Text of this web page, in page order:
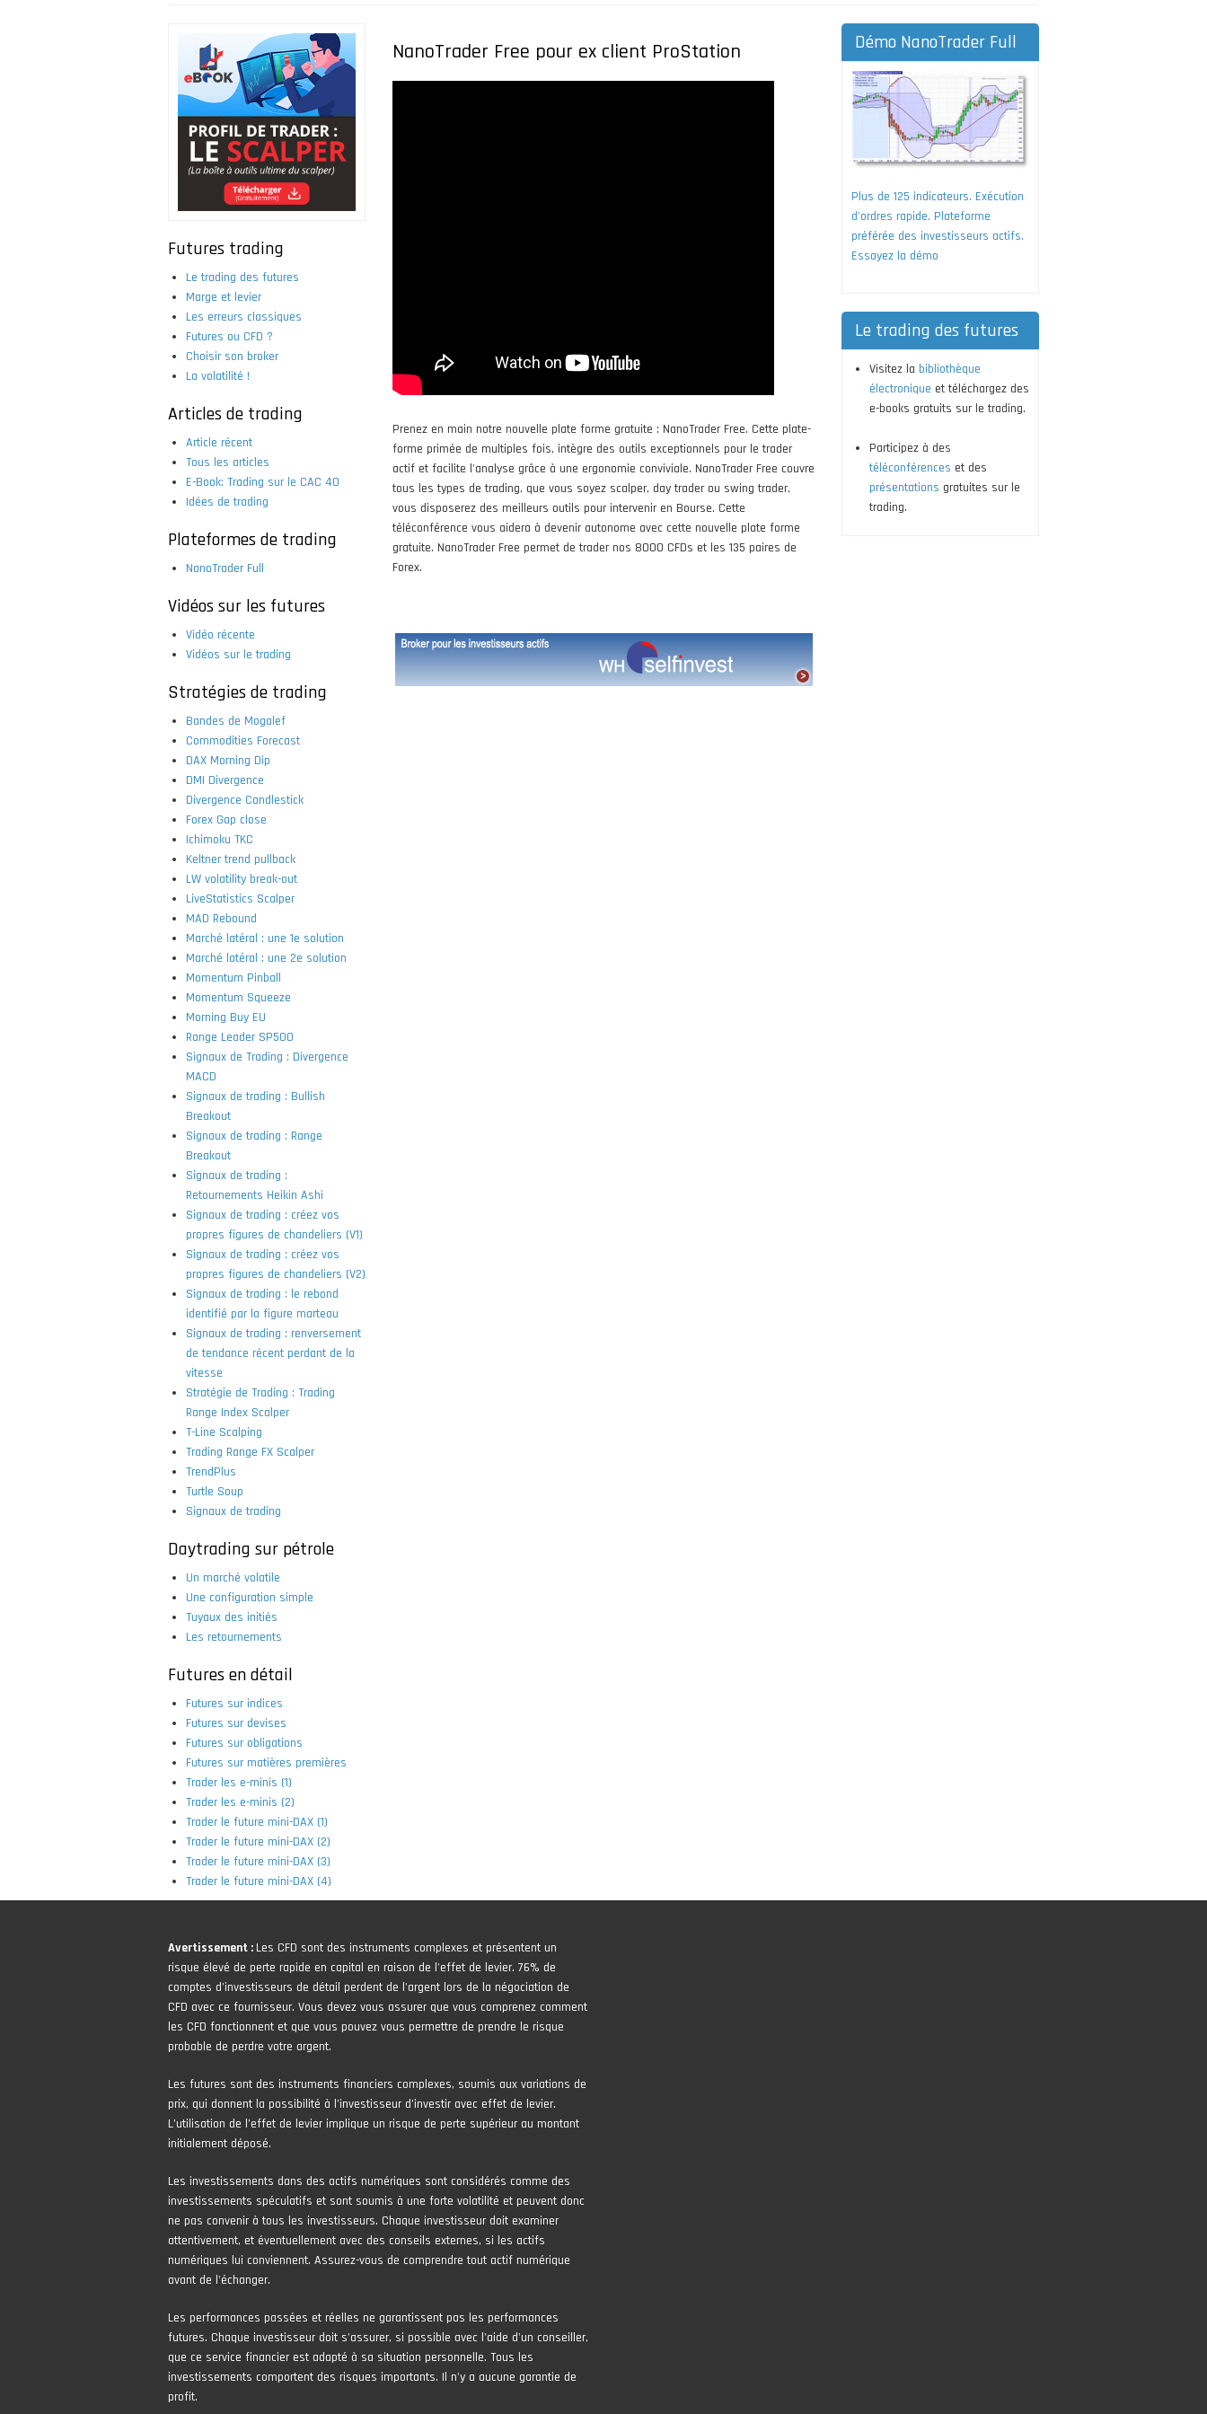
Futures trading
Le trading des futures
Marge et levier
Les erreurs classiques
Futures ou CFD ?
Choisir son broker
La volatilité !
Articles de trading
Article récent
Tous les articles
E-Book: Trading sur le CAC 40
Idées de trading
Plateformes de trading
NanoTrader Full
Vidéos sur les futures
Vidéo récente
Vidéos sur le trading
Stratégies de trading
Bandes de Mogalef
Commodities Forecast
DAX Morning Dip
DMI Divergence
Divergence Candlestick
Forex Gap close
Ichimoku TKC
Keltner trend pullback
LW volatility break-out
LiveStatistics Scalper
MAD Rebound
Marché latéral : une 1e solution
Marché latéral : une 2e solution
Momentum Pinball
Momentum Squeeze
Morning Buy EU
Range Leader SP500
Signaux de Trading : Divergence
MACD
Signaux de trading : Bullish
Breakout
Signaux de trading : Range
Breakout
Signaux de trading :
Retournements Heikin Ashi
Signaux de trading : créez vos
propres figures de chandeliers (V1)
Signaux de trading : créez vos
propres figures de chandeliers (V2)
Signaux de trading : le rebond
identifié par la figure marteau
Signaux de trading : renversement
de tendance récent perdant de la
vitesse
Stratégie de Trading : Trading
Range Index Scalper
T-Line Scalping
Trading Range FX Scalper
TrendPlus
Turtle Soup
Signaux de trading
Daytrading sur pétrole
Un marché volatile
Une configuration simple
Tuyaux des initiés
Les retournements
Futures en détail
Futures sur indices
Futures sur devises
Futures sur obligations
Futures sur matières premières
Trader les e-minis (1)
Trader les e-minis (2)
Trader le future mini-DAX (1)
Trader le future mini-DAX (2)
Trader le future mini-DAX (3)
Trader le future mini-DAX (4)
NanoTrader Free pour ex client ProStation
Prenez en main notre nouvelle plate forme gratuite : NanoTrader Free. Cette plate-
forme primée de multiples fois, intègre des outils exceptionnels pour le trader
actif et facilite l'analyse grâce à une ergonomie conviviale. NanoTrader Free couvre
tous les types de trading, que vous soyez scalper, day trader ou swing trader,
vous disposerez des meilleurs outils pour intervenir en Bourse. Cette
téléconférence vous aidera à devenir autonome avec cette nouvelle plate forme
gratuite. NanoTrader Free permet de trader nos 8000 CFDs et les 135 paires de
Forex.
Démo NanoTrader Full
Plus de 125 indicateurs. Exécution
d'ordres rapide. Plateforme
préférée des investisseurs actifs.
Essayez la démo
Le trading des futures
Visitez la bibliothèque
électronique et téléchargez des
e-books gratuits sur le trading.
Participez à des
téléconférences et des
présentations gratuites sur le
trading.
Avertissement : Les CFD sont des instruments complexes et présentent un
risque élevé de perte rapide en capital en raison de l'effet de levier. 76% de
comptes d'investisseurs de détail perdent de l'argent lors de la négociation de
CFD avec ce fournisseur. Vous devez vous assurer que vous comprenez comment
les CFD fonctionnent et que vous pouvez vous permettre de prendre le risque
probable de perdre votre argent.
Les futures sont des instruments financiers complexes, soumis aux variations de
prix, qui donnent la possibilité à l’investisseur d’investir avec effet de levier.
L’utilisation de l’effet de levier implique un risque de perte supérieur au montant
initialement déposé.
Les investissements dans des actifs numériques sont considérés comme des
investissements spéculatifs et sont soumis à une forte volatilité et peuvent donc
ne pas convenir à tous les investisseurs. Chaque investisseur doit examiner
attentivement, et éventuellement avec des conseils externes, si les actifs
numériques lui conviennent. Assurez-vous de comprendre tout actif numérique
avant de l'échanger.
Les performances passées et réelles ne garantissent pas les performances
futures. Chaque investisseur doit s'assurer, si possible avec l'aide d'un conseiller,
que ce service financier est adapté à sa situation personnelle. Tous les
investissements comportent des risques importants. Il n'y a aucune garantie de
profit.